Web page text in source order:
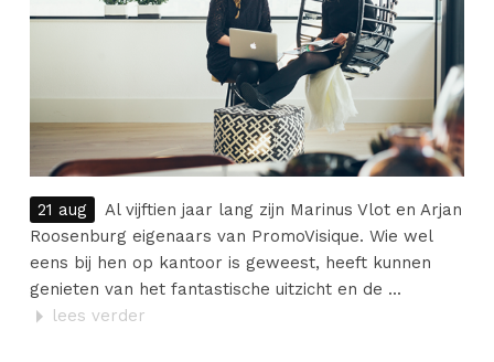
21 aug
Al vijftien jaar lang zijn Marinus Vlot en Arjan
Roosenburg eigenaars van PromoVisique. Wie wel
eens bij hen op kantoor is geweest, heeft kunnen
genieten van het fantastische uitzicht en de ...
lees verder